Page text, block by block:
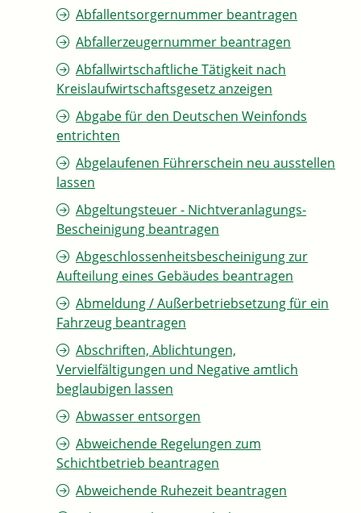
Abfallentsorgernummer beantragen
Abfallerzeugernummer beantragen
Abfallwirtschaftliche Tätigkeit nach
Kreislaufwirtschaftsgesetz anzeigen
Abgabe für den Deutschen Weinfonds
entrichten
Abgelaufenen Führerschein neu ausstellen
lassen
Abgeltungsteuer - Nichtveranlagungs-
Bescheinigung beantragen
Abgeschlossenheitsbescheinigung zur
Aufteilung eines Gebäudes beantragen
Abmeldung / Außerbetriebsetzung für ein
Fahrzeug beantragen
Abschriften, Ablichtungen,
Vervielfältigungen und Negative amtlich
beglaubigen lassen
Abwasser entsorgen
Abweichende Regelungen zum
Schichtbetrieb beantragen
Abweichende Ruhezeit beantragen